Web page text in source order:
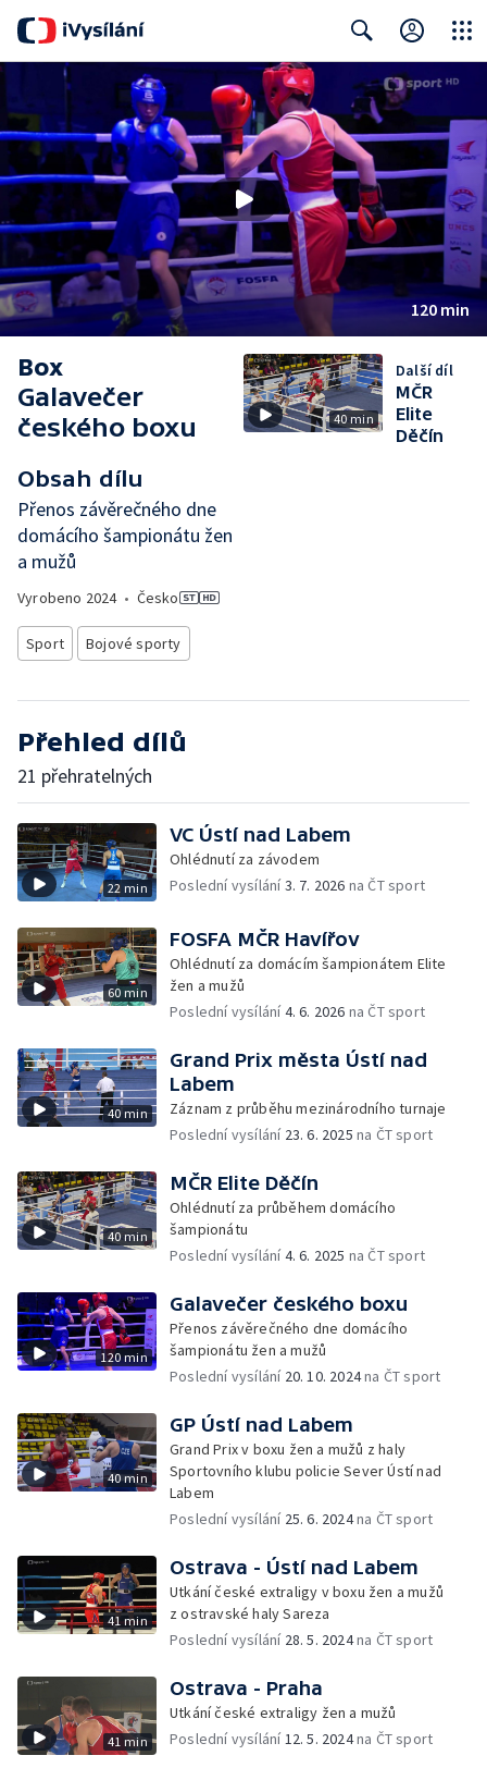
120 min
Box
Galavečer
českého boxu
Obsah dílu
Přenos závěrečného dne
domácího šampionátu žen
a mužů
Vyrobeno 2024• Česko
Sport Bojové sporty
40 min
Další díl
MČR
Elite
Děčín
Přehled dílů
21 přehratelných
22 min
VC Ústí nad Labem
Ohlédnutí za závodem
Poslední vysílání3. 7. 2026 na ČT sport
60 min
FOSFA MČR Havířov
Ohlédnutí za domácím šampionátem Elite
žen a mužů
Poslední vysílání4. 6. 2026 na ČT sport
40 min
Grand Prix města Ústí nad
Labem
Záznam z průběhu mezinárodního turnaje
Poslední vysílání 23. 6. 2025 na ČT sport
40 min
MČR Elite Děčín
Ohlédnutí za průběhem domácího
šampionátu
Poslední vysílání4. 6. 2025 na ČT sport
120 min
Galavečer českého boxu
Přenos závěrečného dne domácího
šampionátu žen a mužů
Poslední vysílání 20. 10. 2024na ČT sport
40 min
GP Ústí nad Labem
Grand Prix v boxu žen a mužů z haly
Sportovního klubu policie Sever Ústí nad
Labem
Poslední vysílání 25. 6. 2024na ČT sport
41 min
Ostrava - Ústí nad Labem
Utkání české extraligy v boxu žen a mužů
z ostravské haly Sareza
Poslední vysílání 28. 5. 2024na ČT sport
41 min
Ostrava - Praha
Utkání české extraligy žen a mužů
Poslední vysílání12. 5. 2024na ČT sport